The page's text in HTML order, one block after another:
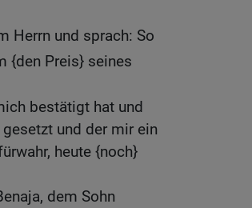
Herrn und sprach: So
{den Preis} seines
bestätigt hat und
und der mir ein
heute {noch}
dem Sohn